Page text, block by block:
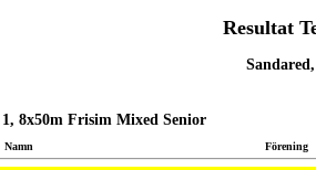
Resultat
8x50m Frisim Mixed Senior
Namn Förening